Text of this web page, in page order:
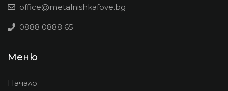
office@metalnishkafove.bg
0888 0888 65
Меню
Начало